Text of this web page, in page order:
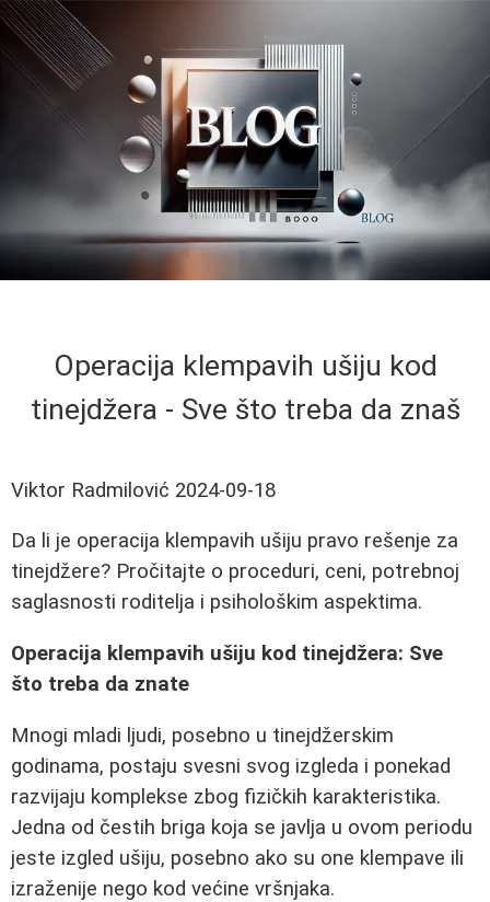
Operacija klempavih ušiju kod
tinejdžera - Sve što treba da znaš
Viktor Radmilović 2024-09-18
Da li je operacija klempavih ušiju pravo rešenje za
tinejdžere? Pročitajte o proceduri, ceni, potrebnoj
saglasnosti roditelja i psihološkim aspektima.
Operacija klempavih ušiju kod tinejdžera: Sve
što treba da znate
Mnogi mladi ljudi, posebno u tinejdžerskim
godinama, postaju svesni svog izgleda i ponekad
razvijaju komplekse zbog fizičkih karakteristika.
Jedna od čestih briga koja se javlja u ovom periodu
jeste izgled ušiju, posebno ako su one klempave ili
izraženije nego kod većine vršnjaka.